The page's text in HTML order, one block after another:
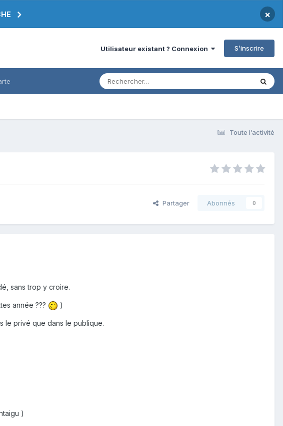
×
Utilisateur existant ? Connexion S’inscrire
Toute l’activité
Partager Abonnés 0
sans trop y croire.
année ??? )
le privé que dans le publique.
)